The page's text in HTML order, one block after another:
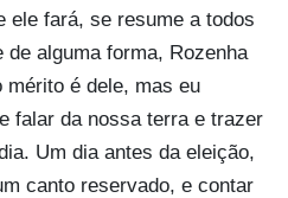
ele fará, se resume a todos
alguma forma, Rozenha
mérito é dele, mas eu
falar da nossa terra e trazer
Um dia antes da eleição,
canto reservado, e contar